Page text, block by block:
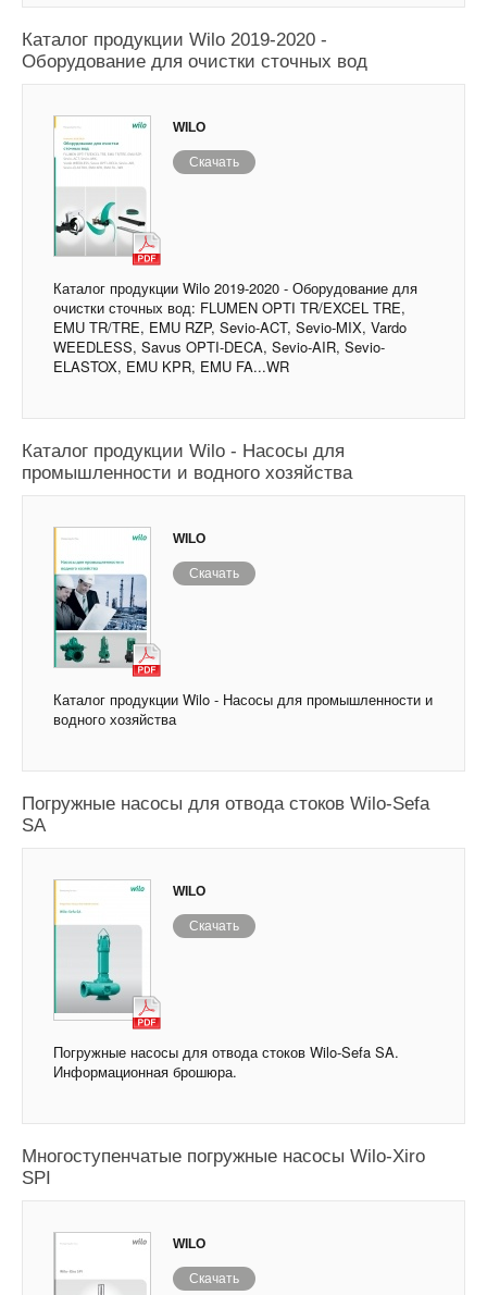
Каталог продукции Wilo 2019-2020 -
Оборудование для очистки сточных вод
WILO
Скачать
Каталог продукции Wilo 2019-2020 - Оборудование для
очистки сточных вод: FLUMEN OPTI TR/EXCEL TRE,
EMU TR/TRE, EMU RZP, Sevio-ACT, Sevio-MIX, Vardo
WEEDLESS, Savus OPTI-DECA, Sevio-AIR, Sevio-
ELASTOX, EMU KPR, EMU FA...WR
Каталог продукции Wilo - Насосы для
промышленности и водного хозяйства
WILO
Скачать
Каталог продукции Wilo - Насосы для промышленности и
водного хозяйства
Погружные насосы для отвода стоков Wilo-Sefa
SA
WILO
Скачать
Погружные насосы для отвода стоков Wilo-Sefa SA.
Информационная брошюра.
Многоступенчатые погружные насосы Wilo-Xiro
SPI
WILO
Скачать